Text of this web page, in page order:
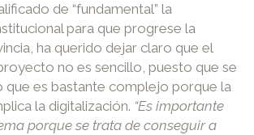
de “fundamental” la
para que progrese la
ha querido dejar claro que el
no es sencillo, puesto que se
que es bastante complejo porque la
la digitalización. “Es importante
porque se trata de conseguir a